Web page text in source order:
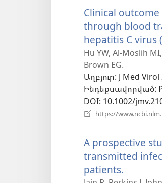
Clinical
through blood
hepatitis C virus
Hu YW, Al-Moslih
Brown EG.
Աղբյուր‎: J Med
Ինդեքսավորված‎:
DOI‎: 10.1002/
https://
A prospective
transmitted
patients.